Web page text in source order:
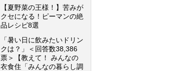
【夏野菜の王様！】苦みが
クセになる！ピーマンの絶
品レシピ8選
「暑い日に飲みたいドリン
クは？」＜回答数38,386
票＞【教えて！ みんなの
衣食住「みんなの暮らし調